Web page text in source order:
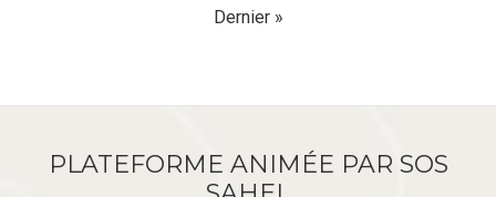
Dernière
Dernier »
PLATEFORME ANIMÉE PAR SOS